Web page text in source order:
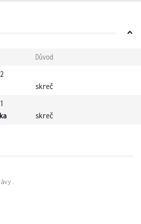
Důvod
skreč
skreč